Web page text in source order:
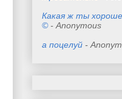
Какая ж ты
©- Anonymous
а поцелуй -